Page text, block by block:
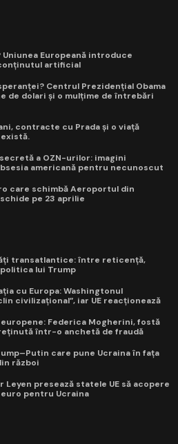
Europeană introduce
artificial
Centrul Prezidențial Obama
de dolari și o mulțime de întrebări
contracte cu Prada și o viață
a OZN-urilor: imagini
americană pentru necunoscut
care schimbă Aeroportul din
pe 23 aprilie
transatlantice: între reticență,
lui Trump
cu Europa: Washingtonul
civilizațional”, iar UE reacționează
Federica Mogherini, fostă
într-o anchetă de fraudă
care pune Ucraina în fața
război
Leyen presează statele UE să acopere
pentru Ucraina